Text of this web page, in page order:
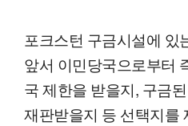
포크스턴 구금시설에 있
앞서 이민당국으로부터
국 제한을 받을지, 구금
재판받을지 등 선택지를